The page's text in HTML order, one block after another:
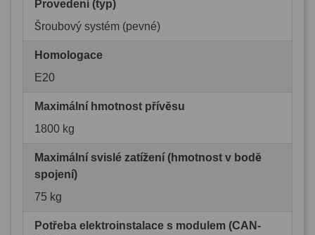
Provedení (typ)
Šroubový systém (pevné)
Homologace
E20
Maximální hmotnost přívěsu
1800 kg
Maximální svislé zatížení (hmotnost v bodě
spojení)
75 kg
Potřeba elektroinstalace s modulem (CAN-